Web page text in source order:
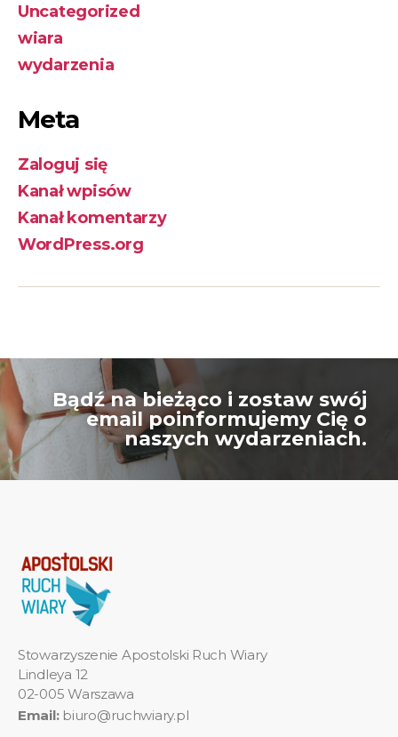
Uncategorized
wiara
wydarzenia
Meta
Zaloguj się
Kanał wpisów
Kanał komentarzy
WordPress.org
Bądź na bieżąco i zostaw swój
email poinformujemy Cię o
naszych wydarzeniach.
Stowarzyszenie Apostolski Ruch Wiary
Lindleya 12
02-005 Warszawa
Email:biuro@ruchwiary.pl